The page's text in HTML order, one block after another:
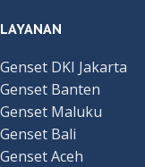
LAYANAN
Genset DKI Jakarta
Genset Banten
Genset Maluku
Genset Bali
Genset Aceh